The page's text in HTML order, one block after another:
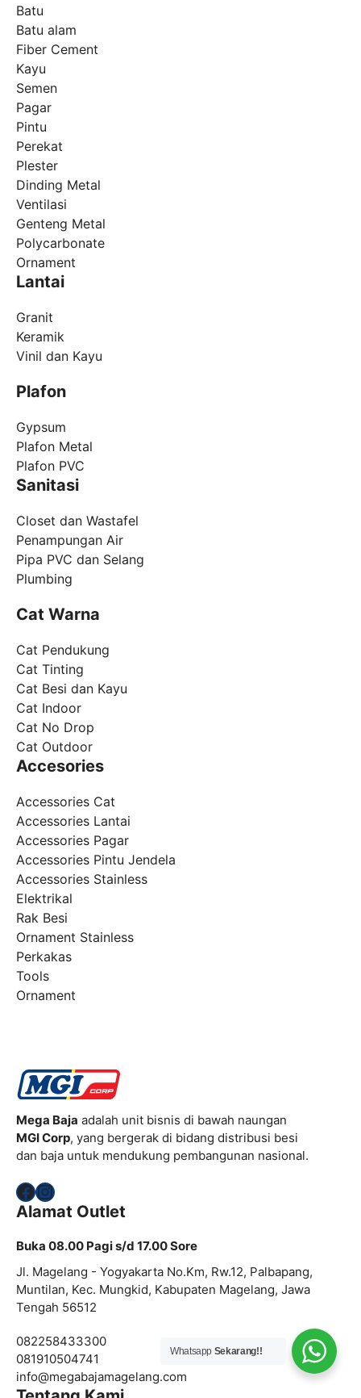
Batu
Batu alam
Fiber Cement
Kayu
Semen
Pagar
Pintu
Perekat
Plester
Dinding Metal
Ventilasi
Genteng Metal
Polycarbonate
Ornament
Lantai
Granit
Keramik
Vinil dan Kayu
Plafon
Gypsum
Plafon Metal
Plafon PVC
Sanitasi
Closet dan Wastafel
Penampungan Air
Pipa PVC dan Selang
Plumbing
Cat Warna
Cat Pendukung
Cat Tinting
Cat Besi dan Kayu
Cat Indoor
Cat No Drop
Cat Outdoor
Accesories
Accessories Cat
Accessories Lantai
Accessories Pagar
Accessories Pintu Jendela
Accessories Stainless
Elektrikal
Rak Besi
Ornament Stainless
Perkakas
Tools
Ornament
Mega Baja adalah unit bisnis di bawah naungan
MGI Corp, yang bergerak di bidang distribusi besi
dan baja untuk mendukung pembangunan nasional.
Facebook
Instagram
Alamat Outlet
Buka 08.00 Pagi s/d 17.00 Sore
Jl. Magelang - Yogyakarta No.Km, Rw.12, Palbapang,
Muntilan, Kec. Mungkid, Kabupaten Magelang, Jawa
Tengah 56512
082258433300
081910504741
info@megabajamagelang.com
Whatsapp Sekarang!!